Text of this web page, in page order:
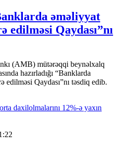
əməliyyat
Qaydası”nı
(AMB) mütərəqqi beynəlxalq
hazırladığı “Banklarda
Qaydası”nı təsdiq edib.